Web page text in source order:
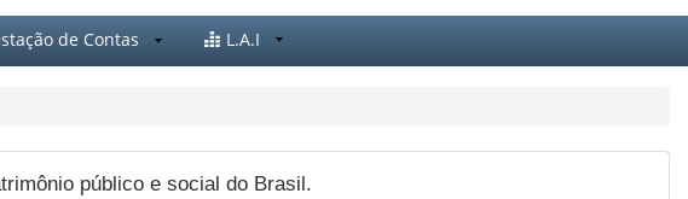
de Contas L.A.I
público e social do Brasil.